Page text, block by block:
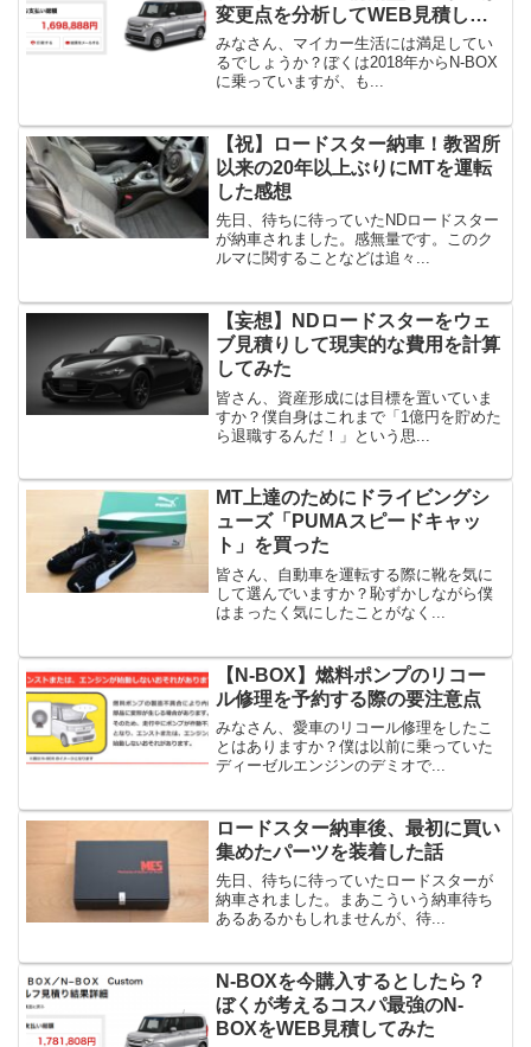
変更点を分析してWEB見積して
みた【結果公開】
みなさん、マイカー生活には満足してい
るでしょうか？ぼくは2018年からN-BOX
に乗っていますが、も...
【祝】ロードスター納車！教習所
以来の20年以上ぶりにMTを運転
した感想
先日、待ちに待っていたNDロードスター
が納車されました。感無量です。このク
ルマに関することなどは追々...
【妄想】NDロードスターをウェ
ブ見積りして現実的な費用を計算
してみた
皆さん、資産形成には目標を置いていま
すか？僕自身はこれまで「1億円を貯めた
ら退職するんだ！」という思...
MT上達のためにドライビングシ
ューズ「PUMAスピードキャッ
ト」を買った
皆さん、自動車を運転する際に靴を気に
して選んでいますか？恥ずかしながら僕
はまったく気にしたことがなく...
【N-BOX】燃料ポンプのリコー
ル修理を予約する際の要注意点
みなさん、愛車のリコール修理をしたこ
とはありますか？僕は以前に乗っていた
ディーゼルエンジンのデミオで...
ロードスター納車後、最初に買い
集めたパーツを装着した話
先日、待ちに待っていたロードスターが
納車されました。まあこういう納車待ち
あるあるかもしれませんが、待...
N-BOXを今購入するとしたら？
ぼくが考えるコスパ最強のN-
BOXをWEB見積してみた